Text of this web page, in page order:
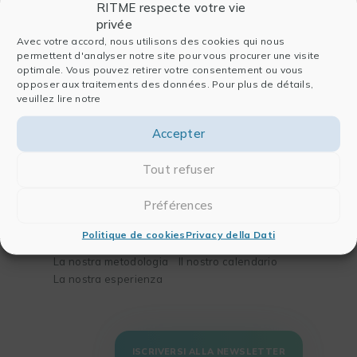
RITME respecte votre vie
privée
Avec votre accord, nous utilisons des cookies qui nous
permettent d'analyser notre site pour vous procurer une visite
optimale. Vous pouvez retirer votre consentement ou vous
opposer aux traitements des données. Pour plus de détails,
veuillez lire notre
Accepter
Tout refuser
Préférences
Politique de cookies Privacy della Dati
Società
Chi siamo
La nostra storia
Il nostro team
Partners
Per l’analisi dei dati
Per la pubblicazione
Per la chimica e la
attività
La nostra metodologia
La nostra esperienza
Formazioni
La nostra missione
Il nostro catalogo
Il nostro calendario
ISCRIVERSI ALLA NEWSLETTER